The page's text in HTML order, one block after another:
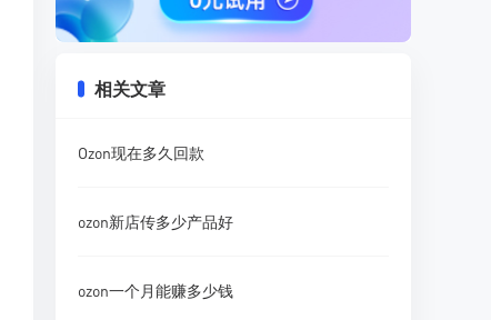
相关文章
Ozon现在多久回款
ozon新店传多少产品好
ozon一个月能赚多少钱